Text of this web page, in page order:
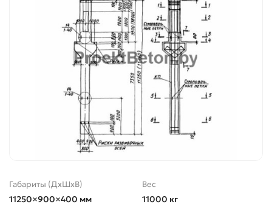
Габариты (ДхШхВ)
11250×900×400 мм
Вес
11000 кг